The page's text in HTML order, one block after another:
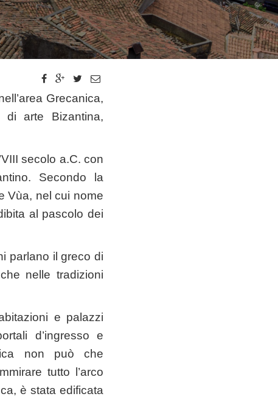
Grecanica,
di arte Bizantina,
secolo a.C. con
Secondo la
Vùa, nel cui nome
al pascolo dei
parlano il greco di
nelle tradizioni
e palazzi
d’ingresso e
non può che
tutto l’arco
è stata edificata